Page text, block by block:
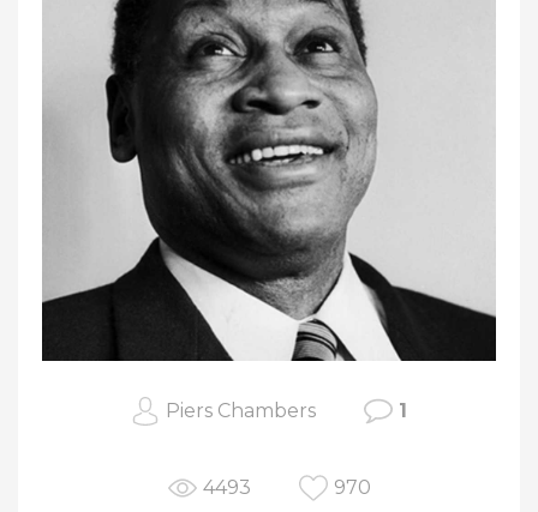
Piers Chambers 1
4493 970